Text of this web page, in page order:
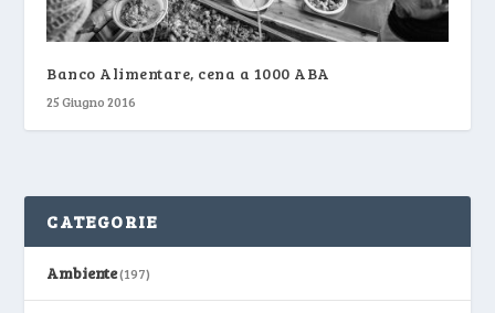
Banco Alimentare, cena a 1000 ABA
25 Giugno 2016
CATEGORIE
Ambiente(197)